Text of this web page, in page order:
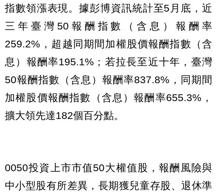
指數領漲表現。據彭博資訊統計至5月底，近
三年臺灣50報酬指數（含息）報酬率
259.2%，超越同期間加權股價報酬指數（含
息）報酬率195.1%；若拉長至近十年，臺灣
50報酬指數（含息）報酬率837.8%，同期間
加權股價報酬指數（含息）報酬率655.3%，
擴大領先達182個百分點。
0050投資上市市值50大權值股，報酬風險與
中小型股有所差異，長期獲兒童存股、退休準